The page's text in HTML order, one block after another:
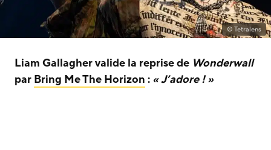
© Tetralens
Liam Gallagher valide la reprise de Wonderwall
par Bring Me The Horizon : « J’adore ! »